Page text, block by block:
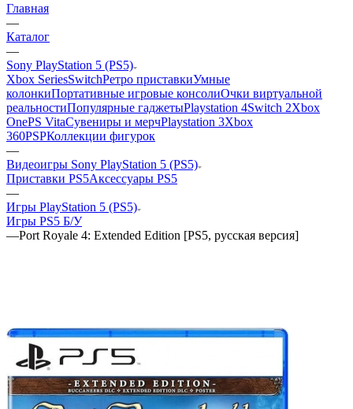
Главная
—
Каталог
—
Sony PlayStation 5 (PS5)
Xbox SeriesSwitchРетро приставкиУмные
колонкиПортативные игровые консолиОчки виртуальной
реальностиПопулярные гаджетыPlaystation 4Switch 2Xbox
OnePS VitaСувениры и мерчPlaystation 3Xbox
360PSPКоллекции фигурок
—
Видеоигры Sony PlayStation 5 (PS5)
Приставки PS5Аксессуары PS5
—
Игры PlayStation 5 (PS5)
Игры PS5 Б/У
—Port Royale 4: Extended Edition [PS5, русская версия]